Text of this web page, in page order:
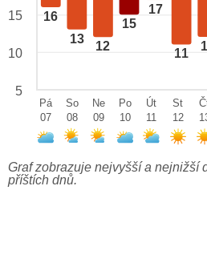
16
13
12
15
17
11
15
10
5
Pá
07
So
08
Ne
09
Po
10
Út
11
St
12
Graf zobrazuje nejvyšší a nejnižší
příštích dnů.